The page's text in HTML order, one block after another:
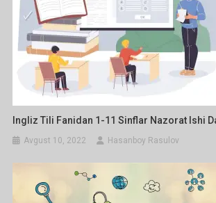
Ingliz Tili Fanidan 1-11 Sinflar Nazorat Ishi
Avgust 10, 2022 Hasanboy Rasulov